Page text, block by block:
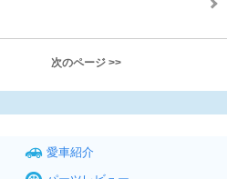
次のページ >>
愛車紹介